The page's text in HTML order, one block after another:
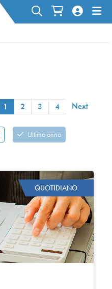
1 2 3 4 Next
Ultimo anno
QUOTIDIANO